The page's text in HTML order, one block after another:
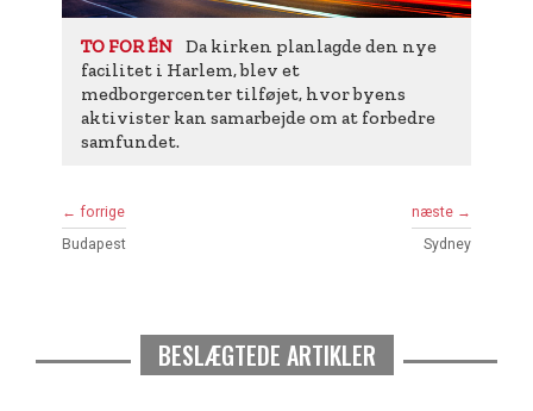
TO FOR ÉN
Da kirken planlagde den nye
facilitet i Harlem, blev et
medborgercenter tilføjet, hvor byens
aktivister kan samarbejde om at forbedre
samfundet.
← forrige
Budapest
næste →
Sydney
BESLÆGTEDE ARTIKLER